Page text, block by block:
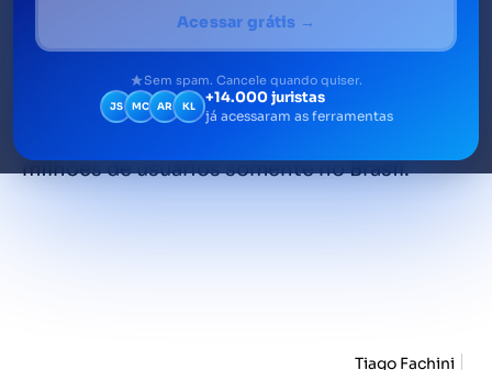
O LinkedIn é uma rede social e uma
ferramenta estratégica para atuação dos
advogados nas redes sociais. Lançado
oficialmente em 2003, a rede social
milhões de usuários somente no Brasil.
Tiago Fachini
Acessar grátis →
Sem spam. Cancele quando quiser.
JS MC AR KL +14.000 juristas
já acessaram as ferramentas